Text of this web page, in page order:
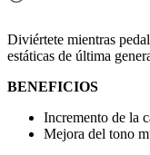
Diviértete mientras
estáticas de última
BENEFICIOS
Incremento de la
Mejora del tono